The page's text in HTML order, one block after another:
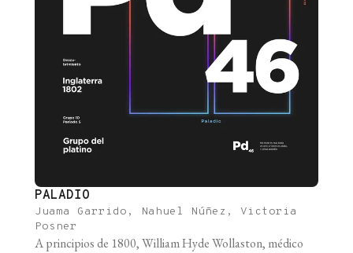
PALADIO
Juama Garrido, Nahuel Núñez, Victoria
Posner
A principios de 1800, William Hyde Wollaston, médico